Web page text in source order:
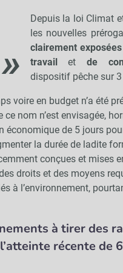
Depuis la loi Climat
les nouvelles
clairement exposées
travailetde
dispositif pêche sur
voire en budget n’a été
nom n’est envisagée,
de 5 jours
la durée de ladite
conçues et mises
droits et des moyens
à l’environnement,
à tirer des
récente de